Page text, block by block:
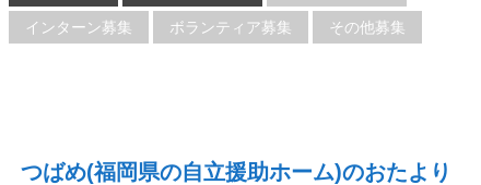
インターン募集 ボランティア募集 その他募集
つばめ(福岡県の自立援助ホーム)のおたより